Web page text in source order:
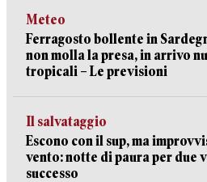
Meteo
Ferragosto bollente in
non molla la presa, in arrivo
tropicali – Le previsioni
Il salvataggio
Escono con il sup, ma
vento: notte di paura per due
successo